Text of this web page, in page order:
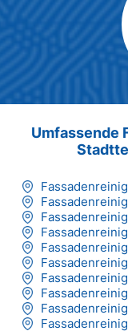
Umfassende